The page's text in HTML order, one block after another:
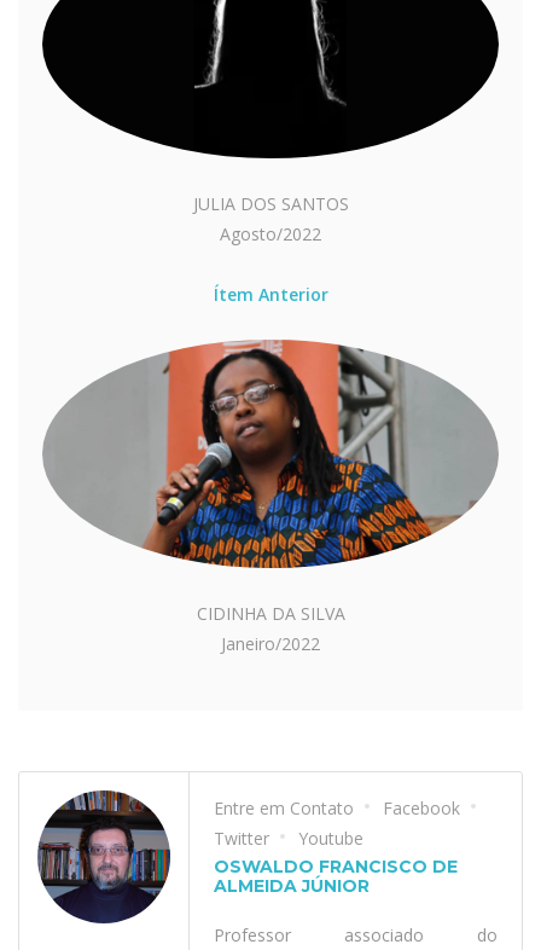
JULIA DOS SANTOS
Agosto/2022
Ítem Anterior
CIDINHA DA SILVA
Janeiro/2022
Entre em Contato
Facebook
Twitter
Youtube
OSWALDO FRANCISCO DE
ALMEIDA JÚNIOR
Professor associado do